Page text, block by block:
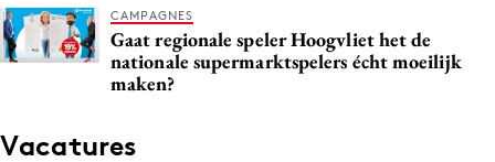
CAMPAGNES
Gaat regionale speler Hoogvliet het de
nationale supermarktspelers écht moeilijk
maken?
Vacatures